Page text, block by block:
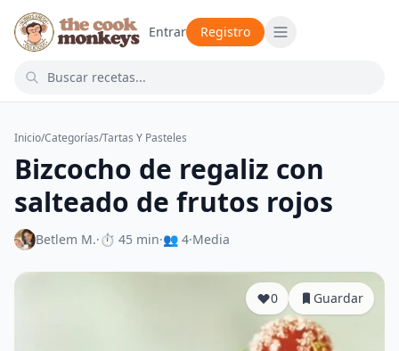
Entrar Registro
Inicio/Categorías/Tartas Y Pasteles
Bizcocho de regaliz con
salteado de frutos rojos
Betlem M.·⏱ 45 min·👥 4·Media
0 Guardar